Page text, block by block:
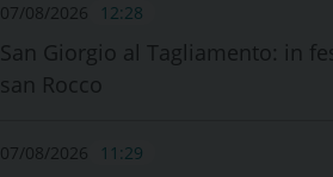
07/08/2026 12:28
San Giorgio al Tagliamento: in
san Rocco
07/08/2026 11:29